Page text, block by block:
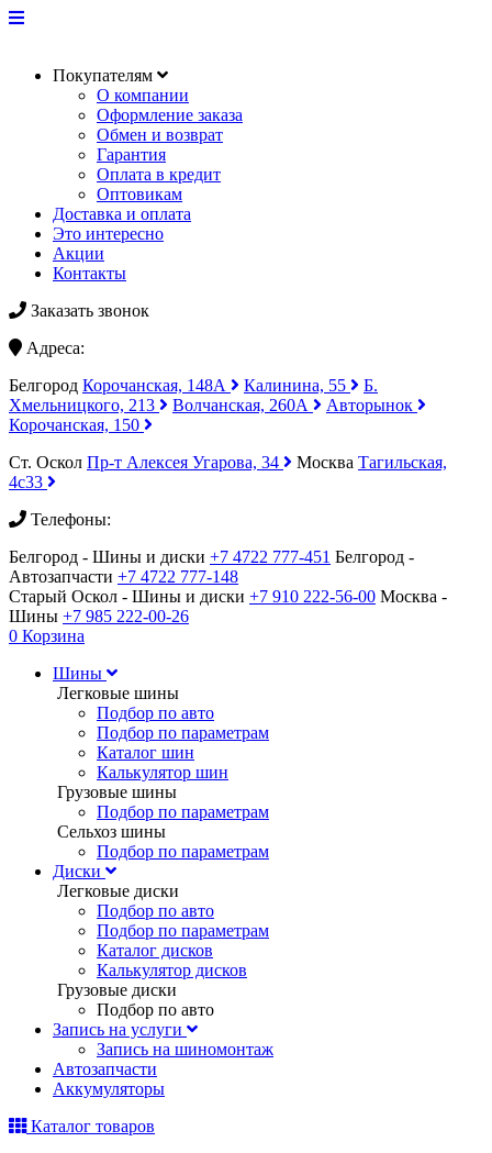
Покупателям
О компании
Оформление заказа
Обмен и возврат
Гарантия
Оплата в кредит
Оптовикам
Доставка и оплата
Это интересно
Акции
Контакты
Заказать звонок
Адреса:
Белгород Корочанская, 148А Калинина, 55
Б.
Хмельницкого, 213
Волчанская, 260А
Авторынок
Корочанская, 150
Ст. Оскол Пр-т Алексея Угарова, 34 Москва Тагильская,
4с33
Телефоны:
Белгород - Шины и диски +7 4722 777-451 Белгород -
Автозапчасти +7 4722 777-148
Старый Оскол - Шины и диски +7 910 222-56-00 Москва -
Шины +7 985 222-00-26
0 Корзина
Шины
Легковые шины
Подбор по авто
Подбор по параметрам
Каталог шин
Калькулятор шин
Грузовые шины
Подбор по параметрам
Сельхоз шины
Подбор по параметрам
Диски
Легковые диски
Подбор по авто
Подбор по параметрам
Каталог дисков
Калькулятор дисков
Грузовые диски
Подбор по авто
Запись на услуги
Запись на шиномонтаж
Автозапчасти
Аккумуляторы
Каталог товаров